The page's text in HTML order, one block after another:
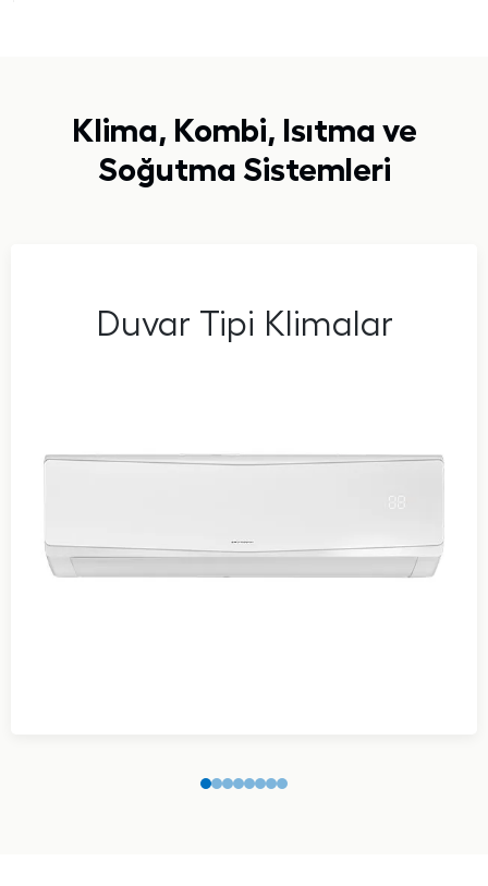
Klima, Kombi, Isıtma ve
Soğutma Sistemleri
Duvar Tipi Klimalar